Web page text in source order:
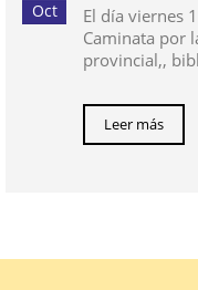
Oct
El día viernes
Caminata por
provincial,,
Leer más